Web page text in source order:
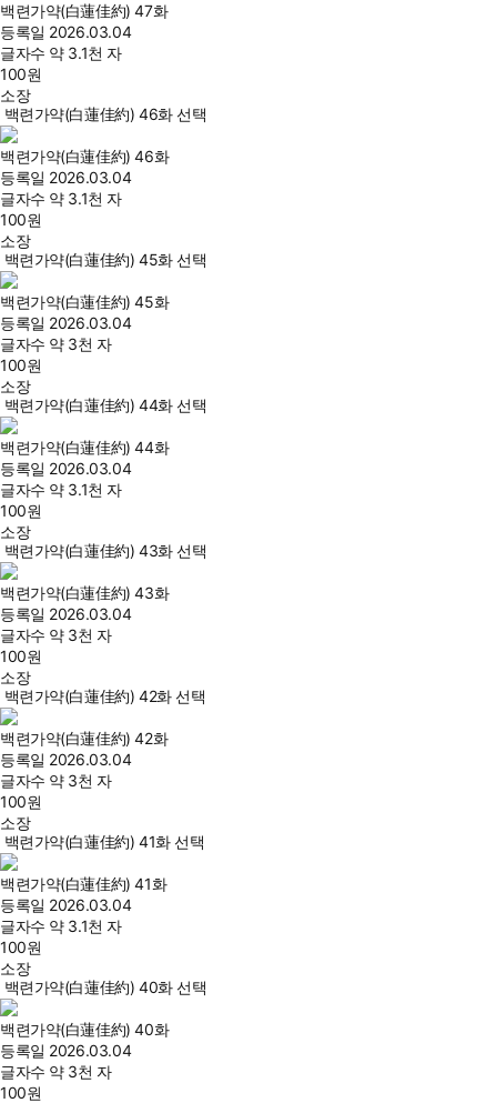
백련가약(白蓮佳約) 47화
등록일 2026.03.04
글자수 약 3.1천 자
100원
소장
백련가약(白蓮佳約) 46화 선택
백련가약(白蓮佳約) 46화
등록일 2026.03.04
글자수 약 3.1천 자
100원
소장
백련가약(白蓮佳約) 45화 선택
백련가약(白蓮佳約) 45화
등록일 2026.03.04
글자수 약 3천 자
100원
소장
백련가약(白蓮佳約) 44화 선택
백련가약(白蓮佳約) 44화
등록일 2026.03.04
글자수 약 3.1천 자
100원
소장
백련가약(白蓮佳約) 43화 선택
백련가약(白蓮佳約) 43화
등록일 2026.03.04
글자수 약 3천 자
100원
소장
백련가약(白蓮佳約) 42화 선택
백련가약(白蓮佳約) 42화
등록일 2026.03.04
글자수 약 3천 자
100원
소장
백련가약(白蓮佳約) 41화 선택
백련가약(白蓮佳約) 41화
등록일 2026.03.04
글자수 약 3.1천 자
100원
소장
백련가약(白蓮佳約) 40화 선택
백련가약(白蓮佳約) 40화
등록일 2026.03.04
글자수 약 3천 자
100원